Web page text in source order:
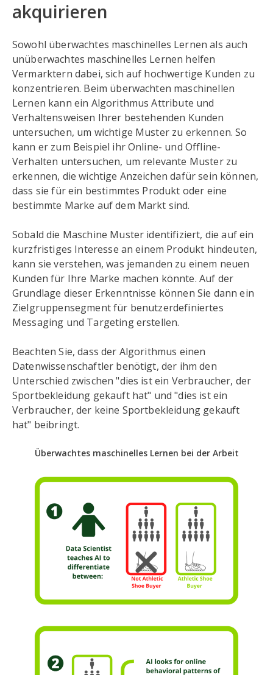
akquirieren
Sowohl überwachtes maschinelles Lernen als auch
unüberwachtes maschinelles Lernen helfen
Vermarktern dabei, sich auf hochwertige Kunden zu
konzentrieren. Beim überwachten maschinellen
Lernen kann ein Algorithmus Attribute und
Verhaltensweisen Ihrer bestehenden Kunden
untersuchen, um wichtige Muster zu erkennen. So
kann er zum Beispiel ihr Online- und Offline-
Verhalten untersuchen, um relevante Muster zu
erkennen, die wichtige Anzeichen dafür sein können,
dass sie für ein bestimmtes Produkt oder eine
bestimmte Marke auf dem Markt sind.
Sobald die Maschine Muster identifiziert, die auf ein
kurzfristiges Interesse an einem Produkt hindeuten,
kann sie verstehen, was jemanden zu einem neuen
Kunden für Ihre Marke machen könnte. Auf der
Grundlage dieser Erkenntnisse können Sie dann ein
Zielgruppensegment für benutzerdefiniertes
Messaging und Targeting erstellen.
Beachten Sie, dass der Algorithmus einen
Datenwissenschaftler benötigt, der ihm den
Unterschied zwischen "dies ist ein Verbraucher, der
Sportbekleidung gekauft hat" und "dies ist ein
Verbraucher, der keine Sportbekleidung gekauft
hat" beibringt.
Überwachtes maschinelles Lernen bei der Arbeit